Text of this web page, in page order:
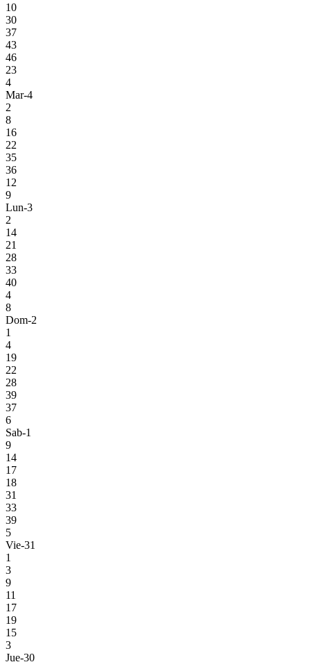
10
30
37
43
46
23
4
Mar-4
2
8
16
22
35
36
12
9
Lun-3
2
14
21
28
33
40
4
8
Dom-2
1
4
19
22
28
39
37
6
Sab-1
9
14
17
18
31
33
39
5
Vie-31
1
3
9
11
17
19
15
3
Jue-30